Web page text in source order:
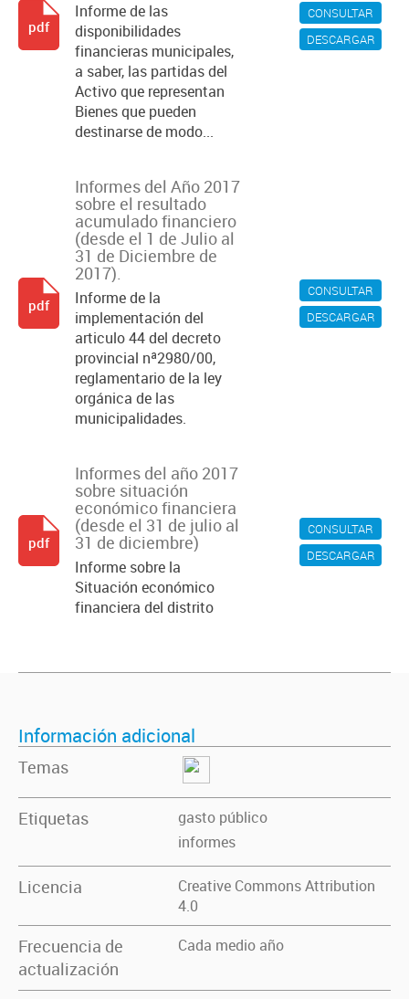
CONSULTAR
DESCARGAR
Informe de las
disponibilidades
financieras municipales,
a saber, las partidas del
Activo que representan
Bienes que pueden
destinarse de modo...
pdf
CONSULTAR
DESCARGAR
Informes del Año 2017
sobre el resultado
acumulado financiero
(desde el 1 de Julio al
31 de Diciembre de
2017).
Informe de la
implementación del
articulo 44 del decreto
provincial nª2980/00,
reglamentario de la ley
orgánica de las
municipalidades.
pdf
CONSULTAR
DESCARGAR
Informes del año 2017
sobre situación
económico financiera
(desde el 31 de julio al
31 de diciembre)
Informe sobre la
Situación económico
financiera del distrito
pdf
Información adicional
Temas
Etiquetas
gasto público
informes
Licencia
Creative Commons Attribution
4.0
Frecuencia de
actualización
Cada medio año